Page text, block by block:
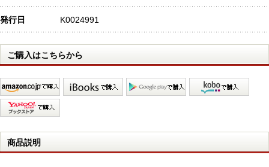
発行日 K0024991
ご購入はこちらから
商品説明